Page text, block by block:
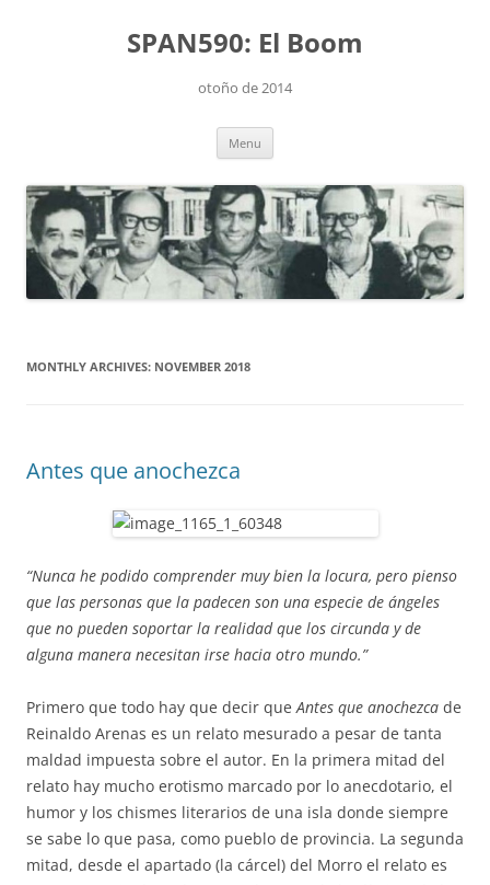
SPAN590: El Boom
otoño de 2014
Menu
MONTHLY ARCHIVES: NOVEMBER 2018
Antes que anochezca
“Nunca he podido comprender muy bien la locura, pero pienso
que las personas que la padecen son una especie de ángeles
que no pueden soportar la realidad que los circunda y de
alguna manera necesitan irse hacia otro mundo.”
Primero que todo hay que decir queAntes que anochezca de
Reinaldo Arenas es un relato mesurado a pesar de tanta
maldad impuesta sobre el autor. En la primera mitad del
relato hay mucho erotismo marcado por lo anecdotario, el
humor y los chismes literarios de una isla donde siempre
se sabe lo que pasa, como pueblo de provincia. La segunda
mitad, desde el apartado (la cárcel) del Morro el relato es